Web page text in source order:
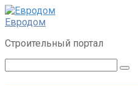
Перейти
к
Евродом
Строительный портал